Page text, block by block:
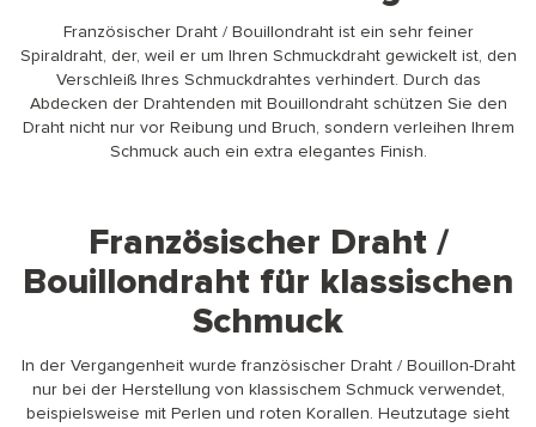
Französischer Draht / Bouillondraht ist ein sehr feiner
Spiraldraht, der, weil er um Ihren Schmuckdraht gewickelt ist, den
Verschleiß Ihres Schmuckdrahtes verhindert. Durch das
Abdecken der Drahtenden mit Bouillondraht schützen Sie den
Draht nicht nur vor Reibung und Bruch, sondern verleihen Ihrem
Schmuck auch ein extra elegantes Finish.
Französischer Draht /
Bouillondraht für klassischen
Schmuck
In der Vergangenheit wurde französischer Draht / Bouillon-Draht
nur bei der Herstellung von klassischem Schmuck verwendet,
beispielsweise mit Perlen und roten Korallen. Heutzutage sieht